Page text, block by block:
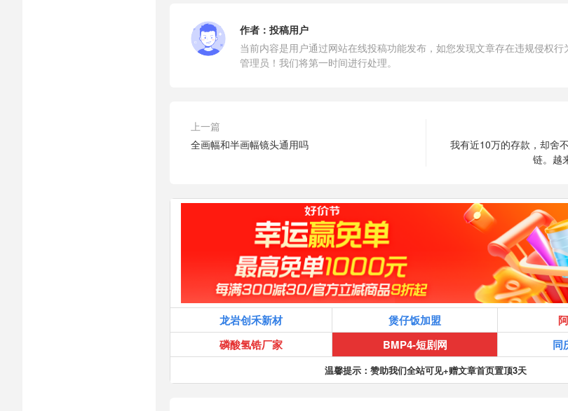
作者： 投稿用户
当前内容是用户通过网站在线投稿功能发布，如您发现文章存在违规侵权
管理员！我们将第一时间进行处理。
上一篇
全画幅和半画幅镜头通用吗
我有近10万的存款，却舍
链。越
龙岩创禾新材 煲仔饭加盟
磷酸氢锆厂家
BMP4-短剧网 同
温馨提示：赞助我们全站可见+赠文章首页置顶3天